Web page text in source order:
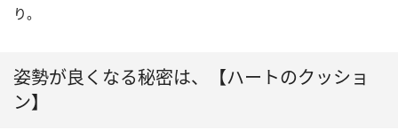
り。
姿勢が良くなる秘密は、【ハートのクッショ
ン】